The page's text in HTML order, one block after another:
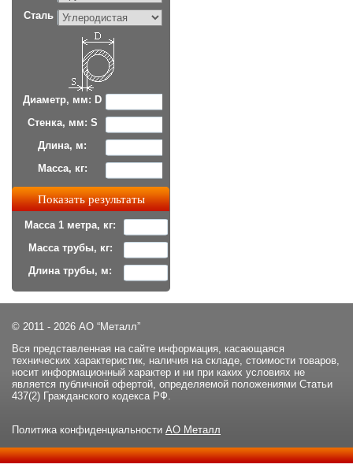
Сталь
Диаметр, мм: D
Стенка, мм: S
Длина, м:
Масса, кг:
Масса 1 метра, кг:
Масса трубы, кг:
Длина трубы, м:
© 2011 - 2026 АО “Металл”
Вся представленная на сайте информация, касающаяся
технических характеристик, наличия на складе, стоимости товаров,
носит информационный характер и ни при каких условиях не
является публичной офертой, определяемой положениями Статьи
437(2) Гражданского кодекса РФ.
Политика конфиденциальности АО Металл